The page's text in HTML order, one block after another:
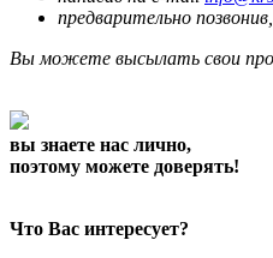
предварительно
Вы можете высылать свои
вы знаете нас лично,
поэтому можете доверять!
Что Вас интересует?